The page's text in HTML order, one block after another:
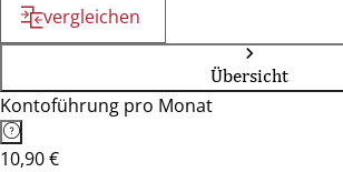
vergleichen
Übersicht
Kontoführung pro Monat
10,90 €